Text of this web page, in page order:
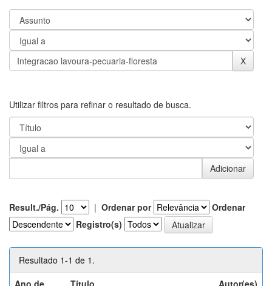
Utilizar filtros para refinar o resultado de busca.
Result./Pág. | Ordenar por
Ordenar
Registro(s)
Resultado 1-1 de 1.
Ano de
Título Autor(es)